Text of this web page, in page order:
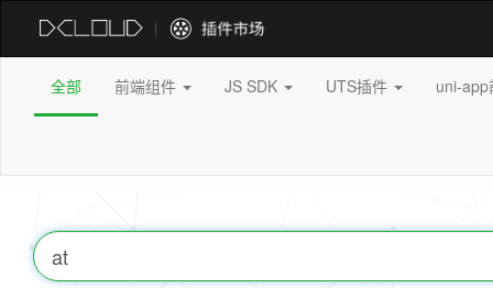
全部 前端组件 JS SDK UTS插件 uni-